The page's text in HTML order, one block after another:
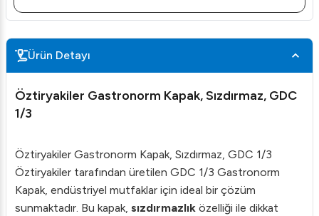
Ürün Detayı
Öztiryakiler Gastronorm Kapak, Sızdırmaz, GDC
1/3
Öztiryakiler Gastronorm Kapak, Sızdırmaz, GDC 1/3
Öztiryakiler tarafından üretilen GDC 1/3 Gastronorm
Kapak, endüstriyel mutfaklar için ideal bir çözüm
sunmaktadır. Bu kapak, sızdırmazlık özelliği ile dikkat